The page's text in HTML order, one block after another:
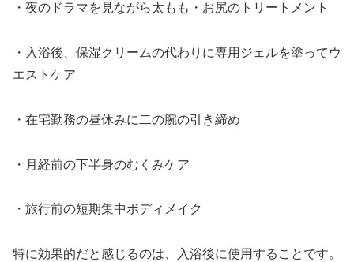
・夜のドラマを見ながら太もも・お尻のトリートメント
・入浴後、保湿クリームの代わりに専用ジェルを塗ってウ
エストケア
・在宅勤務の昼休みに二の腕の引き締め
・月経前の下半身のむくみケア
・旅行前の短期集中ボディメイク
特に効果的だと感じるのは、入浴後に使用することです。